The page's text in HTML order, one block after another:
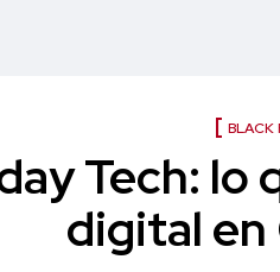
BLACK
Tech: lo
digital en